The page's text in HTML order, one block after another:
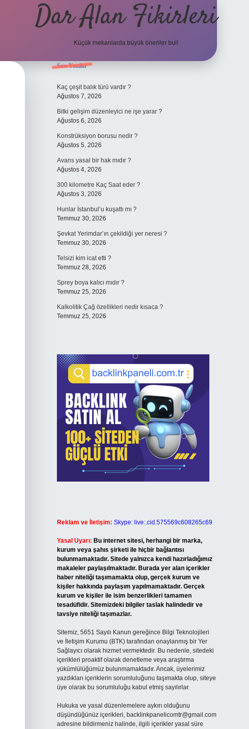
Dar Alan Fikirleri
Küçük mekanlarda büyük öneriler bul!
Sidebar
Son Yazılar
Kaç çeşit balık türü vardır ?
Ağustos 7, 2026
Bitki gelişim düzenleyici ne işe yarar ?
Ağustos 6, 2026
Konstrüksiyon borusu nedir ?
Ağustos 5, 2026
Avans yasal bir hak mıdır ?
Ağustos 4, 2026
300 kilometre Kaç Saat eder ?
Ağustos 3, 2026
Hunlar İstanbul’u kuşattı mı ?
Temmuz 30, 2026
Şevkat Yerimdar’ın çekildiği yer neresi ?
Temmuz 30, 2026
Telsizi kim icat etti ?
Temmuz 28, 2026
Sprey boya kalıcı mıdır ?
Temmuz 25, 2026
Kalkolitik Çağ özellikleri nedir kısaca ?
Temmuz 25, 2026
Reklam ve İletişim: Skype: live:.cid.575569c608265c69
Yasal Uyarı: Bu internet sitesi, herhangi bir marka,
kurum veya şahıs şirketi ile hiçbir bağlantısı
bulunmamaktadır. Sitede yalnızca kendi hazırladığımız
makaleler paylaşılmaktadır. Burada yer alan içerikler
haber niteliği taşımamakta olup, gerçek kurum ve
kişiler hakkında paylaşım yapılmamaktadır. Gerçek
kurum ve kişiler ile isim benzerlikleri tamamen
tesadüfidir. Sitemizdeki bilgiler taslak halindedir ve
tavsiye niteliği taşımazlar.
Sitemiz, 5651 Sayılı Kanun gereğince Bilgi Teknolojileri
ve İletişim Kurumu (BTK) tarafından onaylanmış bir Yer
Sağlayıcı olarak hizmet vermektedir. Bu nedenle, sitedeki
içerikleri proaktif olarak denetleme veya araştırma
yükümlülüğümüz bulunmamaktadır. Ancak, üyelerimiz
yazdıkları içeriklerin sorumluluğunu taşımakta olup, siteye
üye olarak bu sorumluluğu kabul etmiş sayılırlar.
Hukuka ve yasal düzenlemelere aykırı olduğunu
düşündüğünüz içerikleri, backlinkpanelicomtr@gmail.com
adresine bildirmeniz halinde, ilgili içerikler yasal süre